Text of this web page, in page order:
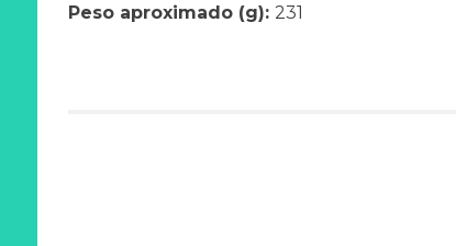
Peso aproximado (g): 231